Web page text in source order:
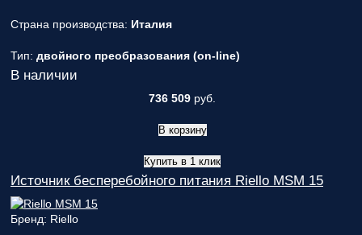
Страна производства: Италия
Тип: двойного преобразования (on-line)
В наличии
736 509 руб.
В корзину
Купить в 1 клик
Источник бесперебойного питания Riello MSM 15
Бренд: Riello